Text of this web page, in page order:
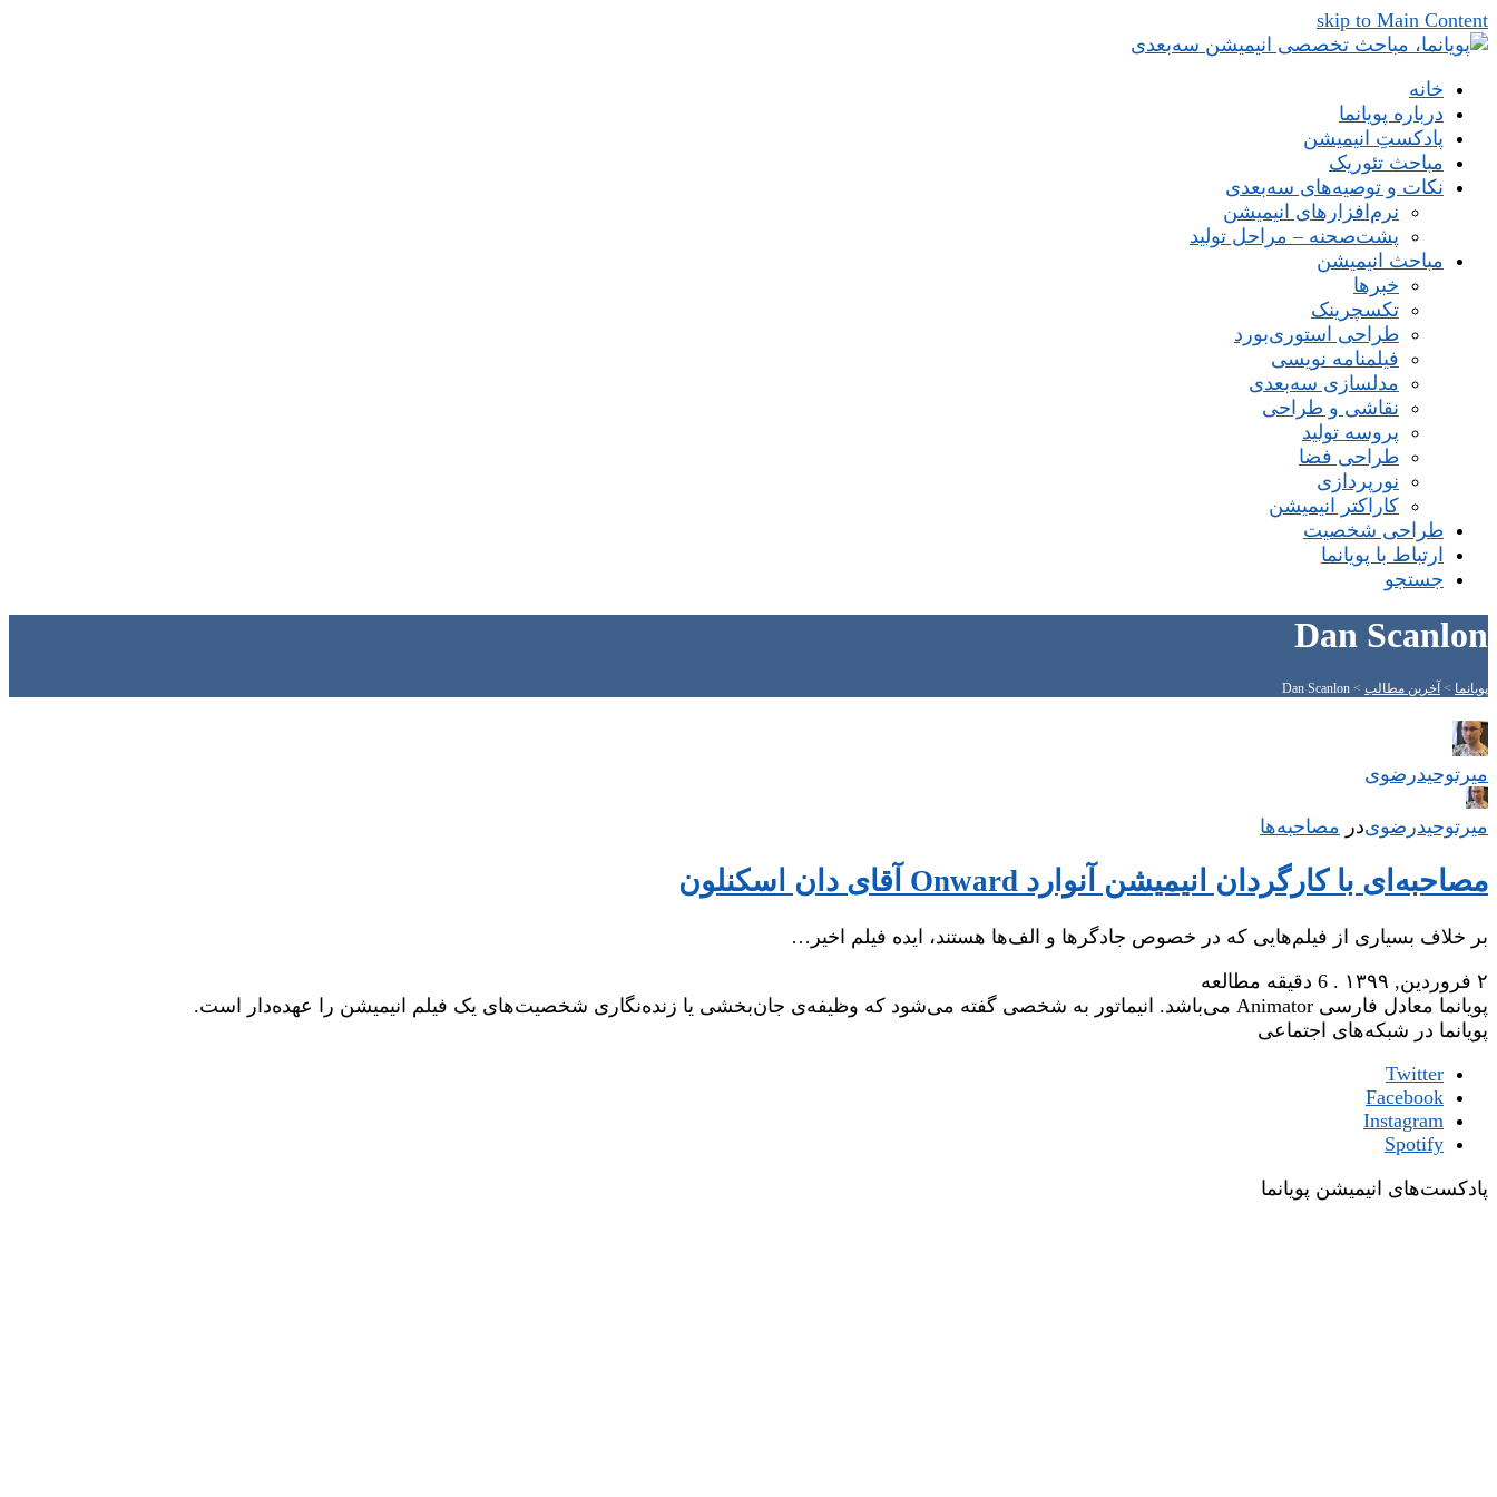
skip to Main Content
خانه
درباره پویانما
پادکستِ انیمیشن
مباحث تئوریک
نکات و توصیه‌های‌ سه‌بعدی
نرم‌افزارهای انیمیشن
پشت‌صحنه – مراحل تولید
مباحث انیمیشن
خبرها
تکسچرینک
طراحی استوری‌بورد
فیلمنامه نویسی
مدلسازی سه‌بعدی
نقاشی و طراحی
پروسه تولید
طراحی فضا
نورپردازی
کاراکتر انیمیشن
طراحی شخصیت
ارتباط با پویانما
جستجو
Dan Scanlon
پویانما > آخرین مطالب >
Dan Scanlon
میر‌توحیدرضوی
میر‌توحیدرضویدر مصاحبه‌ها
مصاحبه‌ای با کارگردان انیمیشن آنوارد Onward آقای دان اسکنلون
بر خلاف بسیاری از فیلم‌هایی که در خصوص جادگرها و الف‌ها هستند، ایده فیلم اخیر…
۲ فروردین, ۱۳۹۹
. 6 دقیقه مطالعه
پویانما معادل فارسی Animator می‌باشد. انیماتور به شخصی گفته می‌شود که وظیفه‌ی جان‌بخشی یا زنده‌نگاری شخصیت‌های یک فیلم انیمیشن را عهده‌دار است.
پویانما در شبکه‌های اجتماعی
Twitter
Facebook
Instagram
Spotify
پادکست‌های انیمیشن پویانما